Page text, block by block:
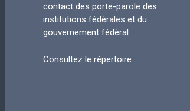
contact des porte-parole des
institutions fédérales et du
gouvernement fédéral.
Consultez le répertoire